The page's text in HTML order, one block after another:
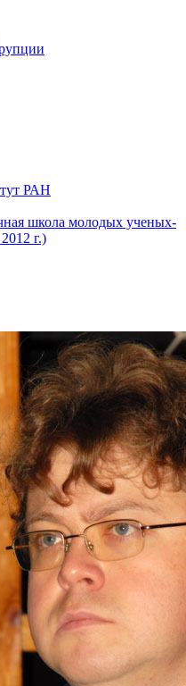
РАН
школа молодых ученых-
г.)